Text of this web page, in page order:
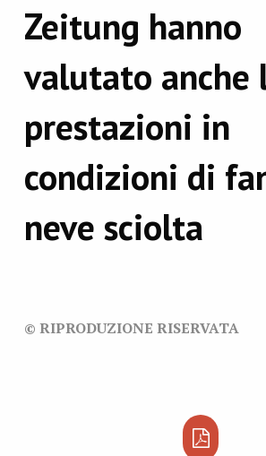
Zeitung hanno
valutato anche
prestazioni in
condizioni di
neve sciolta
© RIPRODUZIONE RISERVATA